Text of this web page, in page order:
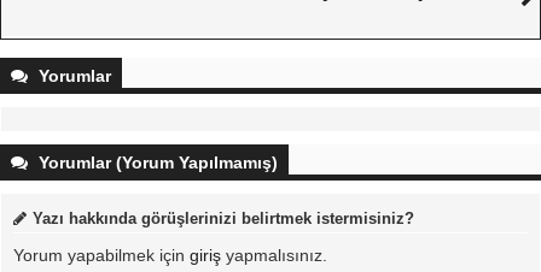
Yorumlar
Yorumlar (Yorum Yapılmamış)
Yazı hakkında görüşlerinizi belirtmek istermisiniz?
Yorum yapabilmek için giriş yapmalısınız.